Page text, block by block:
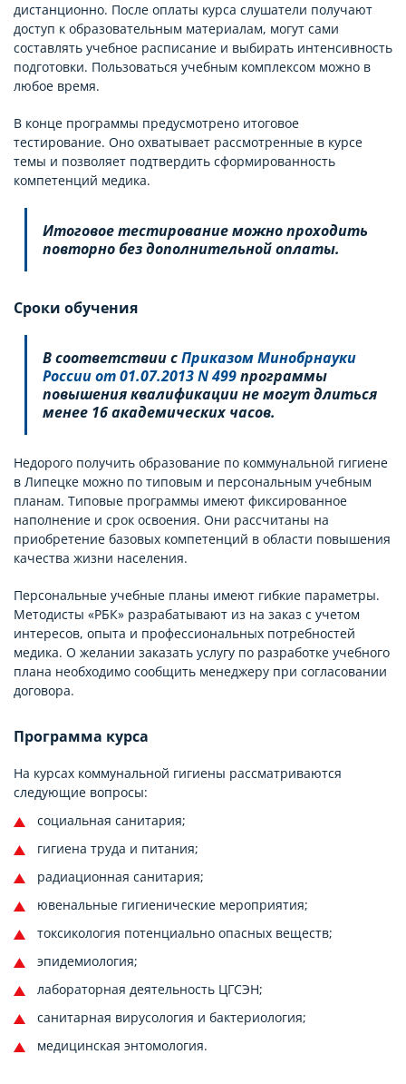
дистанционно. После оплаты курса слушатели получают
доступ к образовательным материалам, могут сами
составлять учебное расписание и выбирать интенсивность
подготовки. Пользоваться учебным комплексом можно в
любое время.
В конце программы предусмотрено итоговое
тестирование. Оно охватывает рассмотренные в курсе
темы и позволяет подтвердить сформированность
компетенций медика.
Итоговое тестирование можно проходить
повторно без дополнительной оплаты.
Сроки обучения
В соответствии сПриказом Минобрнауки
России от 01.07.2013 N 499программы
повышения квалификации не могут длиться
менее 16 академических часов.
Недорого получить образование по коммунальной гигиене
в Липецке можно по типовым и персональным учебным
планам. Типовые программы имеют фиксированное
наполнение и срок освоения. Они рассчитаны на
приобретение базовых компетенций в области повышения
качества жизни населения.
Персональные учебные планы имеют гибкие параметры.
Методисты «РБК» разрабатывают из на заказ с учетом
интересов, опыта и профессиональных потребностей
медика. О желании заказать услугу по разработке учебного
плана необходимо сообщить менеджеру при согласовании
договора.
Программа курса
На курсах коммунальной гигиены рассматриваются
следующие вопросы:
социальная санитария;
гигиена труда и питания;
радиационная санитария;
ювенальные гигиенические мероприятия;
токсикология потенциально опасных веществ;
эпидемиология;
лабораторная деятельность ЦГСЭН;
санитарная вирусология и бактериология;
медицинская энтомология.